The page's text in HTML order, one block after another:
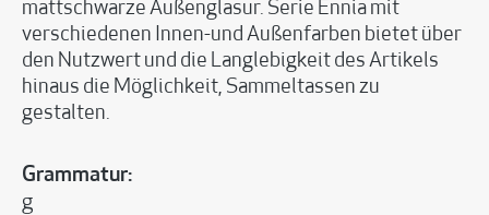
mattschwarze Außenglasur. Serie Ennia mit
verschiedenen Innen-und Außenfarben bietet über
den Nutzwert und die Langlebigkeit des Artikels
hinaus die Möglichkeit, Sammeltassen zu
gestalten.
Grammatur:
g